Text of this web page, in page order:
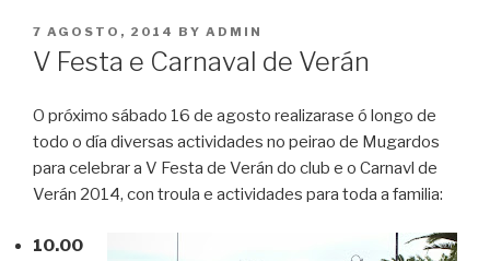
POSTED
ON
7 AGOSTO, 2014 BY ADMIN
V Festa e Carnaval de Verán
O próximo sábado 16 de agosto realizarase ó longo de
todo o día diversas actividades no peirao de Mugardos
para celebrar a V Festa de Verán do club e o Carnavl de
Verán 2014, con troula e actividades para toda a familia:
10.00